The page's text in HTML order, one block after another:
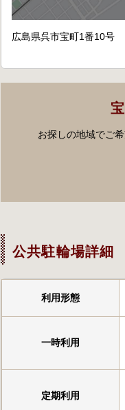
広島県呉市宝町1番10号
お探しの地域でご
公共駐輪場詳細
利用形態
一時利用
定期利用